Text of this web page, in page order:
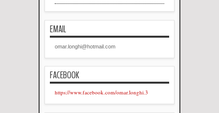
EMAIL
omar.longhi@hotmail.com
FACEBOOK
https://www.facebook.com/omar.longhi.3